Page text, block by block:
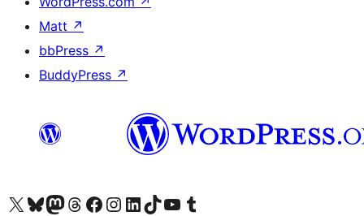
Matt ↗
bbPress ↗
BuddyPress ↗
Visitá nuestra cuenta de X (anteriormente Twitter)
Visitá nuestra cuenta de Bluesky
Visitá nuestra cuenta de Mastodon
Visitá nuestra cuenta de Threads
Visitá nuestra página de Facebook
Visitá nuestra cuenta de Instagram
Visitá nuestra cuenta de LinkedIn
Visitá nuestra cuenta de TikTok
Visitá nuestro canal de YouTube
Visitá nuestra cuenta de Tumblr